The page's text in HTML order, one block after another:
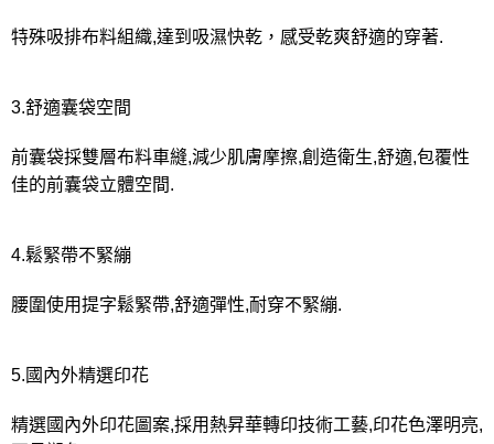
特殊吸排布料組織,達到吸濕快乾，感受乾爽舒適的穿著.
3.舒適囊袋空間
前囊袋採雙層布料車縫,減少肌膚摩擦,創造衛生,舒適,包覆性
佳的前囊袋立體空間.
4.鬆緊帶不緊繃
腰圍使用提字鬆緊帶,舒適彈性,耐穿不緊繃.
5.國內外精選印花
精選國內外印花圖案,採用熱昇華轉印技術工藝,印花色澤明亮,